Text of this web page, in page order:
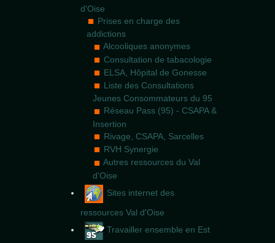
d'Oise
Prises en charge des
addictions
Alcooliques anonymes
Consultation de tabacologie
ELSA, Hôpital de Gonesse
Liste des Consultations
Jeunes Consommateurs du 95
Réseau Pass (95) - CSAPA &
Insertion
Rivage, CSAPA, Sarcelles
RVH Synergie
Autres ressources du Val
d'Oise
Sites internet des
ressources Val d'Oise
Travailler ensemble en Est